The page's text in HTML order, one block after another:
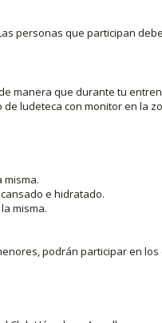
personas que participan
manera que durante tu
ludeteca con monitor en la
e hidratado.
misma.
podrán participar en